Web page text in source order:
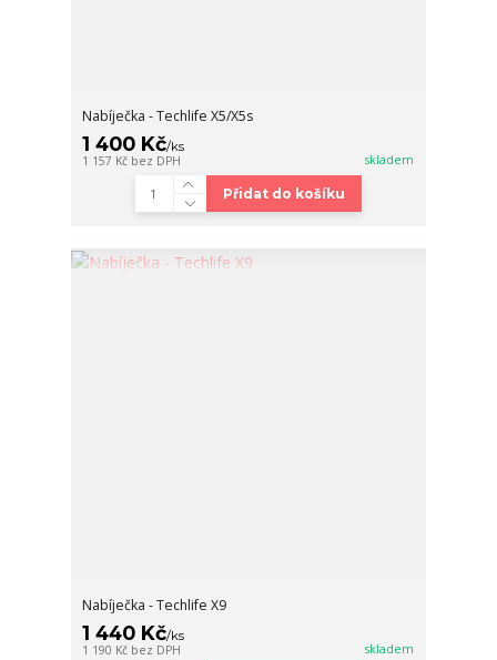
Nabíječka - Techlife X5/X5s
1 400 Kč/ks
1 157 Kč bez DPH skladem
Přidat do košíku
Nabíječka - Techlife X9
1 440 Kč/ks
1 190 Kč bez DPH skladem